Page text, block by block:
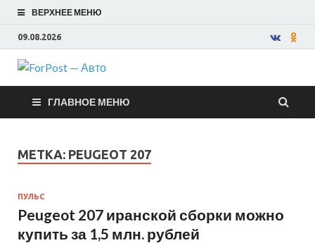
ВЕРХНЕЕ МЕНЮ
09.08.2026
ForPost —
Авто
ГЛАВНОЕ МЕНЮ
МЕТКА: PEUGEOT 207
ПУЛЬС
Peugeot 207 иранской сборки можно
купить за 1,5 млн. рублей